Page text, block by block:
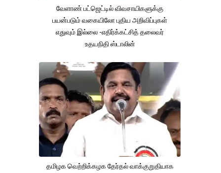
வேளாண் பட்ஜெட்டில் விவசாயிகளுக்கு
பயன்படும் வகையிலோ புதிய அறிவிப்புகள்
எதுவும் இல்லை -எதிர்க்கட்சித் தலைவர்
உதயநிதி ஸ்டாலின்
தமிழக வெற்றிக்கழக தேர்தல் வாக்குறுதியாக